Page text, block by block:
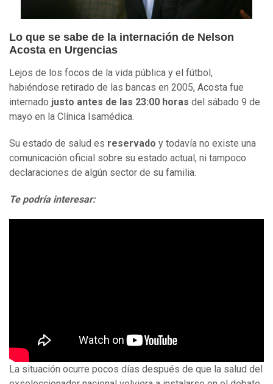
Lo que se sabe de la internación de Nelson
Acosta en Urgencias
Lejos de los focos de la vida pública y el fútbol,
habiéndose retirado de las bancas en 2005, Acosta fue
internado justo antes de las 23:00 horas del sábado 9 de
mayo en la Clínica Isamédica.
Su estado de salud es reservado y todavía no existe una
comunicación oficial sobre su estado actual, ni tampoco
declaraciones de algún sector de su familia.
Te podría interesar:
La situación ocurre pocos días después de que la salud del